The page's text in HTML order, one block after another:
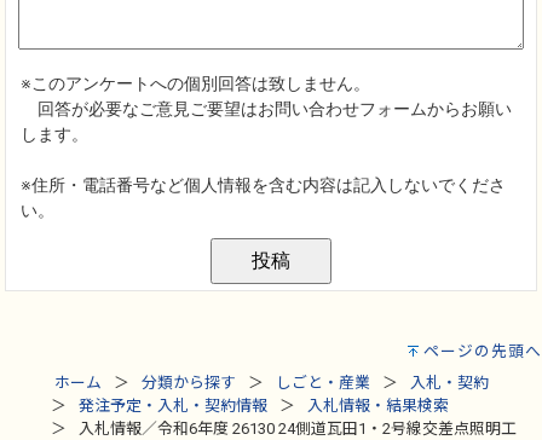
ページの先頭へ
ホーム
分類から探す しごと・産業
入札・契約
発注予定・入札・契約情報
入札情報・結果検索
入札情報／令和6年度 26130 24側道瓦田1・2号線交差点照明工